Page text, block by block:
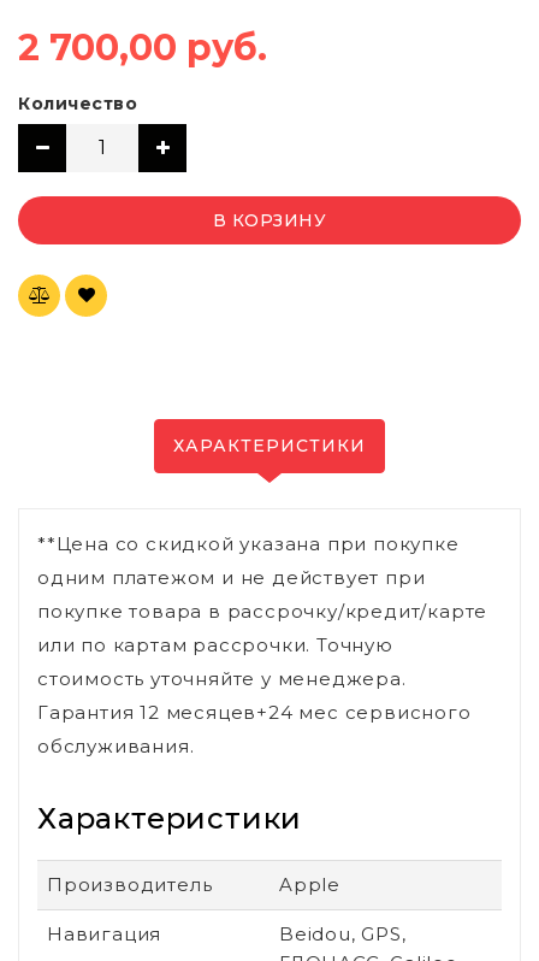
2 700,00 руб.
Количество
В КОРЗИНУ
ХАРАКТЕРИСТИКИ
**Цена со скидкой указана при покупке
одним платежом и не действует при
покупке товара в рассрочку/кредит/карте
или по картам рассрочки. Точную
стоимость уточняйте у менеджера.
Гарантия 12 месяцев+24 мес сервисного
обслуживания.
Характеристики
Производитель Apple
Навигация
Beidou, GPS,